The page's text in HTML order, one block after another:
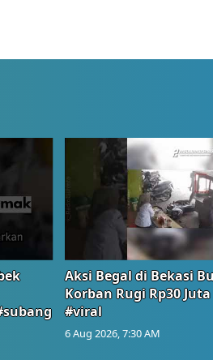
Aksi Begal di Bekasi
Korban Rugi Rp30
#viral
6 Aug 2026, 7:30 AM